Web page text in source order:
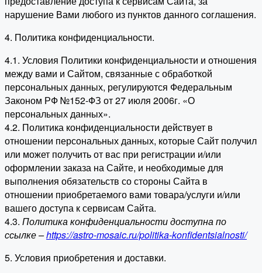
нарушение Вами любого из пунктов данного соглашения.
4. Политика конфиденциальности.
4.1. Условия Политики конфиденциальности и отношения
между вами и Сайтом, связанные с обработкой
персональных данных, регулируются Федеральным
Законом РФ №152-ФЗ от 27 июля 2006г. «О
персональных данных».
4.2. Политика конфиденциальности действует в
отношении персональных данных, которые Сайт получил
или может получить от вас при регистрации и/или
оформлении заказа на Сайте, и необходимые для
выполнения обязательств со стороны Сайта в
отношении приобретаемого вами товара/услуги и/или
вашего доступа к сервисам Сайта.
4.3. Политика конфиденциальности доступна по
ссылке –https://astro-mosaic.ru/politika-konfidentsialnosti/
5. Условия приобретения и доставки.